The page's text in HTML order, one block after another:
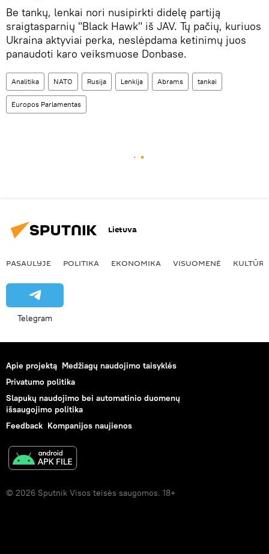
Be tankų, lenkai nori nusipirkti didelę partiją
sraigtasparnių "Black Hawk" iš JAV. Tų pačių, kuriuos
Ukraina aktyviai perka, neslėpdama ketinimų juos
panaudoti karo veiksmuose Donbase.
Analitika NATO Rusija Lenkija Abrams tankai
Europos Parlamentas
Lietuva
PASAULYJE POLITIKA EKONOMIKA VISUOMENĖ KULTŪRA
Telegram
Apie projektą Medžiagų naudojimo taisyklės
Privatumo politika
Slapukų naudojimo bei automatinio duomenų
išsaugojimo politika
Feedback Kompanijos naujienos
© 2026 Sputnik Visos teisės saugomos. 18+